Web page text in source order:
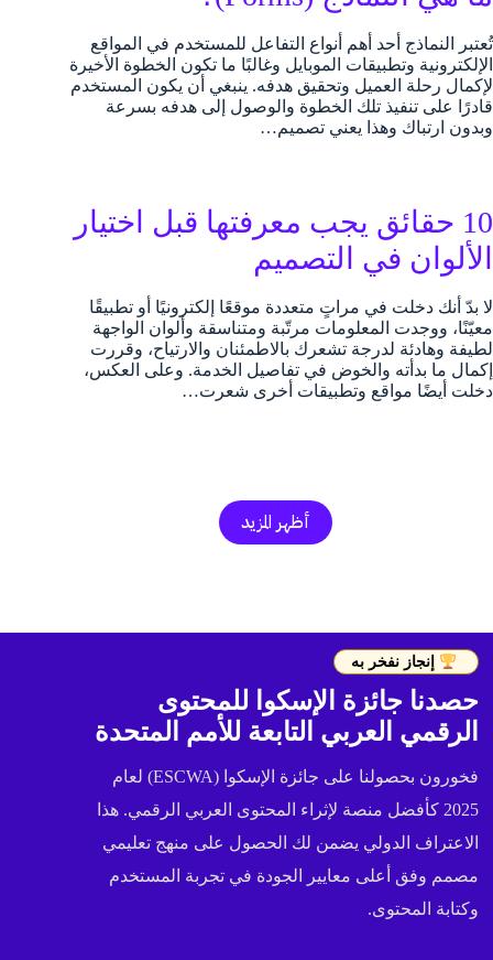
تُعتبر النماذج أحد أهم أنواع التفاعل للمستخدم في المواقع
الإلكترونية وتطبيقات الموبايل وغالبًا ما تكون الخطوة الأخيرة
لإكمال رحلة العميل وتحقيق هدفه. ينبغي أن يكون المستخدم
قادرًا على تنفيذ تلك الخطوة والوصول إلى هدفه بسرعة
وبدون ارتباك وهذا يعني تصميم…
10 حقائق يجب معرفتها قبل اختيار
الألوان في التصميم
لا بدّ أنك دخلت في مراتٍ متعددة موقعًا إلكترونيًا أو تطبيقًا
معيّنًا، ووجدت المعلومات مرتّبة ومتناسقة وألوان الواجهة
لطيفة وهادئة لدرجة تشعرك بالاطمئنان والارتياح، وقررت
إكمال ما بدأته والخوض في تفاصيل الخدمة. وعلى العكس،
دخلت أيضًا مواقع وتطبيقات أخرى شعرت…
أظهر المزيد
إنجاز نفخر به
حصدنا جائزة الإسكوا للمحتوى
الرقمي العربي التابعة للأمم المتحدة
فخورون بحصولنا على جائزة الإسكوا (ESCWA) لعام
2025 كأفضل منصة لإثراء المحتوى العربي الرقمي. هذا
الاعتراف الدولي يضمن لك الحصول على منهج تعليمي
مصمم وفق أعلى معايير الجودة في تجربة المستخدم
وكتابة المحتوى.